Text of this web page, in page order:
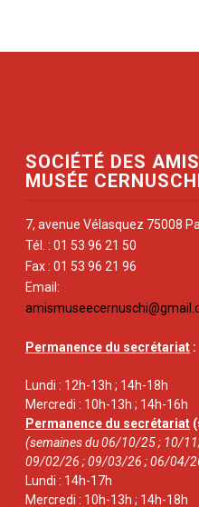
SOCIÉTÉ DES
MUSÉE
7, avenue Vélasquez 75008
Tél. : 01 53 96 21 50
Fax : 01 53 96 21 96
Email:
Permanence du secrétariat :
Lundi : 12h-13h ; 14h-18h
Mercredi : 10h-13h ; 14h-16h
Permanence du secrétariat
(semaines du 06/10/25 ; 10/
09/02/26 ; 09/03/26 ; 06/04/
Lundi : 14h-17h
Mercredi : 10h-13h ; 14h-18h